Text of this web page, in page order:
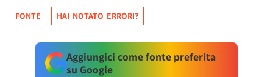
FONTE HAI NOTATO ERRORI?
Aggiungici come fonte preferita
su Google